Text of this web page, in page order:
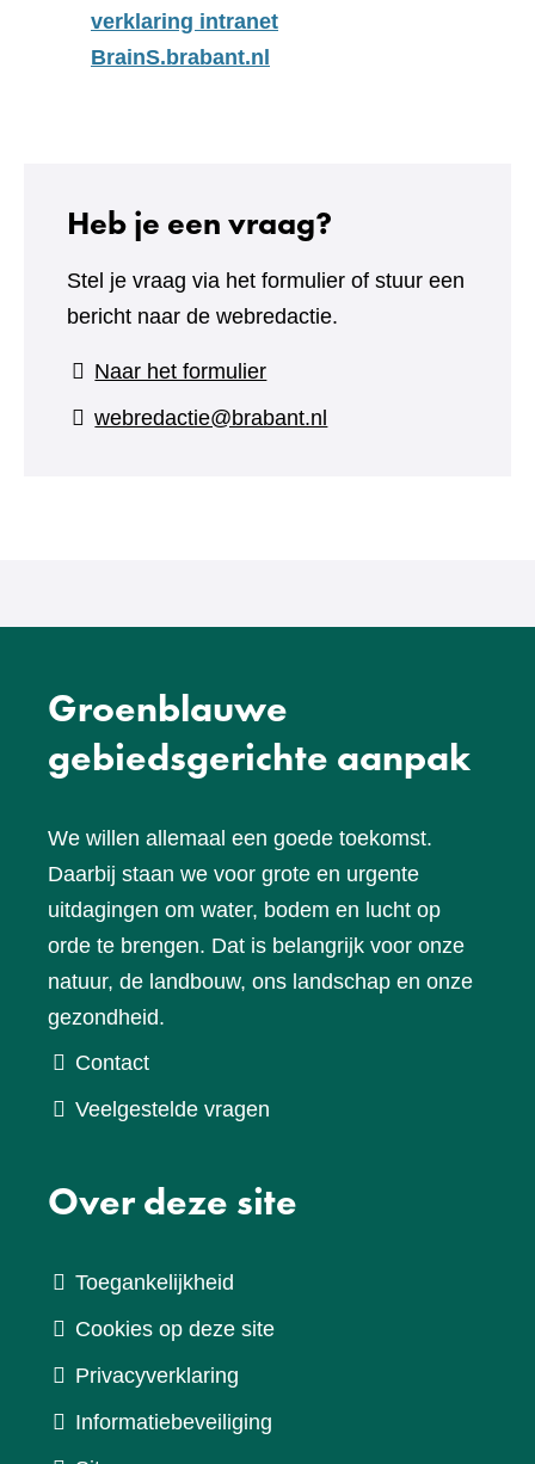
verklaring intranet
BrainS.brabant.nl
Heb je een vraag?
Stel je vraag via het formulier of stuur een
bericht naar de webredactie.
Naar het formulier(verwijst
naar
webredactie@brabant.nl
Groenblauwe
gebiedsgerichte aanpak
We willen allemaal een goede toekomst.
Daarbij staan we voor grote en urgente
uitdagingen om water, bodem en lucht op
orde te brengen. Dat is belangrijk voor onze
natuur, de landbouw, ons landschap en onze
gezondheid.
Contact
Veelgestelde vragen
Over deze site
Toegankelijkheid
Cookies op deze site
Privacyverklaring
Informatiebeveiliging